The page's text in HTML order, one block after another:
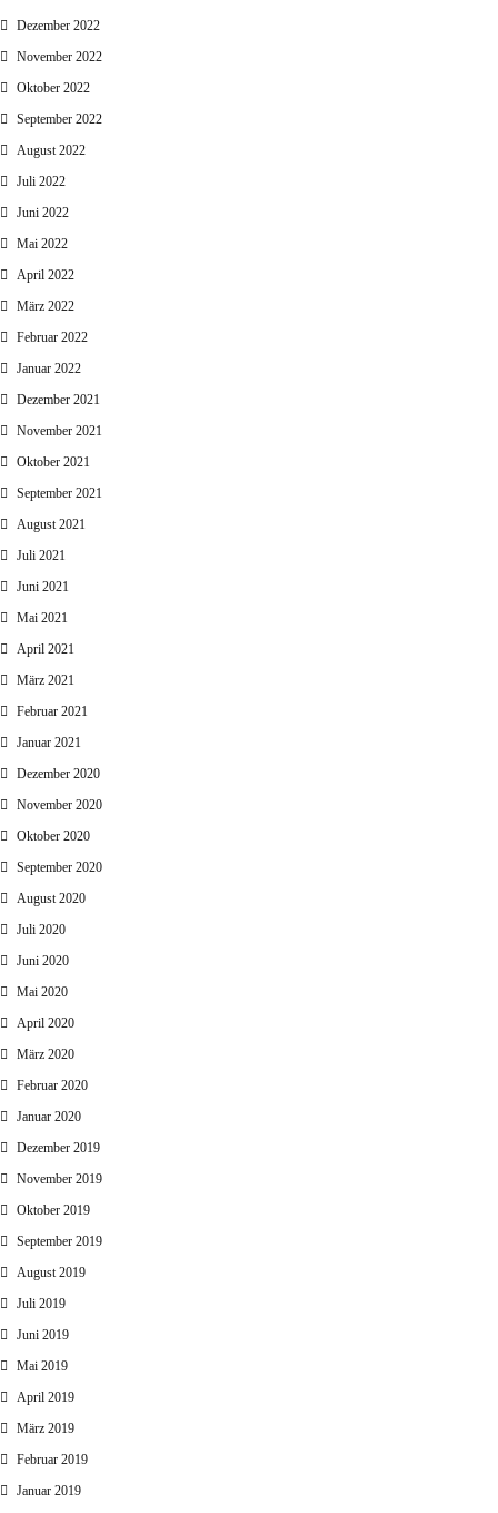
Dezember 2022
November 2022
Oktober 2022
September 2022
August 2022
Juli 2022
Juni 2022
Mai 2022
April 2022
März 2022
Februar 2022
Januar 2022
Dezember 2021
November 2021
Oktober 2021
September 2021
August 2021
Juli 2021
Juni 2021
Mai 2021
April 2021
März 2021
Februar 2021
Januar 2021
Dezember 2020
November 2020
Oktober 2020
September 2020
August 2020
Juli 2020
Juni 2020
Mai 2020
April 2020
März 2020
Februar 2020
Januar 2020
Dezember 2019
November 2019
Oktober 2019
September 2019
August 2019
Juli 2019
Juni 2019
Mai 2019
April 2019
März 2019
Februar 2019
Januar 2019